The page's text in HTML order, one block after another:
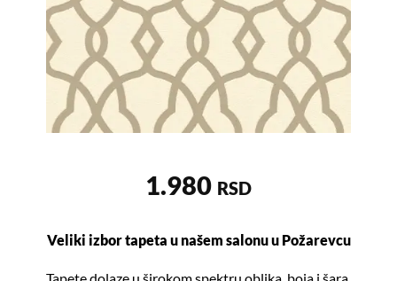
1.980 RSD
Veliki izbor tapeta u našem salonu u Požarevcu